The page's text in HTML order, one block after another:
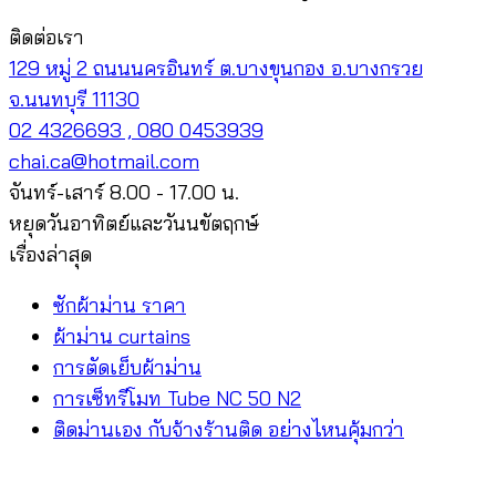
ติดต่อเรา
129 หมู่ 2 ถนนนครอินทร์ ต.บางขุนกอง อ.บางกรวย
จ.นนทบุรี 11130
02 4326693 , 080 0453939
chai.ca@hotmail.com
จันทร์-เสาร์ 8.00 - 17.00 น.
หยุดวันอาทิตย์และวันนขัตฤกษ์
เรื่องล่าสุด
ซักผ้าม่าน ราคา
ผ้าม่าน curtains
การตัดเย็บผ้าม่าน
การเซ็ทรีโมท Tube NC 50 N2
ติดม่านเอง กับจ้างร้านติด อย่างไหนคุ้มกว่า